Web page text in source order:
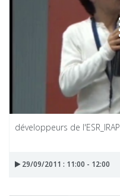
développeurs de l'ESR_IRAP
29/09/2011 : 11:00 - 12:00